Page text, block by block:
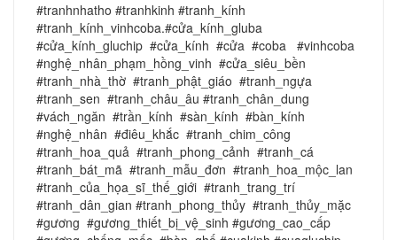
#tranhnhatho #tranhkinh #tranh_kính
#tranh_kính_vinhcoba.#cửa_kính_gluba
#cửa_kính_gluchip #cửa_kính #cửa #coba #vinhcoba
#nghệ_nhân_phạm_hồng_vinh #cửa_siêu_bền
#tranh_nhà_thờ #tranh_phật_giáo #tranh_ngựa
#tranh_sen #tranh_châu_âu #tranh_chân_dung
#vách_ngăn #trần_kính #sàn_kính #bàn_kính
#nghệ_nhân #điêu_khắc #tranh_chim_công
#tranh_hoa_quả #tranh_phong_cảnh #tranh_cá
#tranh_bát_mã #tranh_mẫu_đơn #tranh_hoa_mộc_lan
#tranh_của_họa_sĩ_thế_giới #tranh_trang_trí
#tranh_dân_gian #tranh_phong_thủy #tranh_thủy_mặc
#gương #gương_thiết_bị_vệ_sinh #gương_cao_cấp